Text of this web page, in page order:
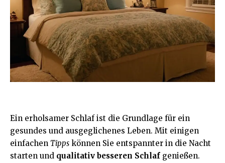
Ein erholsamer Schlaf ist die Grundlage für ein
gesundes und ausgeglichenes Leben. Mit einigen
einfachen Tipps können Sie entspannter in die Nacht
starten und qualitativ besseren Schlaf genießen.